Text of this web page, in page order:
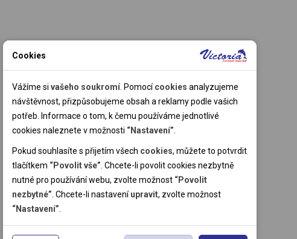
Cookies
Vážíme si vašeho soukromí . Pomocícookies analyzujeme
návštěvnost, přizpůsobujeme obsah a reklamy podle vašich
potřeb. Informace o tom, k čemu používáme jednotlivé
cookies naleznete v možnosti “Nastavení”
Pokud souhlasíte s přijetím všech cookies, můžete to potvrdit
tlačítkem “Povolit vše” . Chcete-li povolit cookies nezbytně
nutné pro používání webu, zvolte možnost “Povolit
nezbytné” . Chcete-li nastaveníupravit, zvolte možnost
“Nastavení”
Nutné cookies pomáhají, aby byla webová stránka použitelná
tak, že umožní základní funkce jako navigace stránky a
přístup k zabezpečeným sekcím webové stránky. Webová
stránka nemůže správně fungovat bez těchto cookies.
Analytické cookies
Pomocí analytických cookies můžeme měřit návštěvnost
našeho webu, zdroje návštěv, výkon reklam a také jejich
dosah. Takto získaná data zpracováváme anonymně bez
vazby na konkrétního uživatele našeho webu. Bez vašeho
Personální cookies
Personalizační soubory cookies nám umožňují přizpůsobit
prohlížení webu dle vašich zájmů a preferencí. Bez souhlasu
Reklamní cookies